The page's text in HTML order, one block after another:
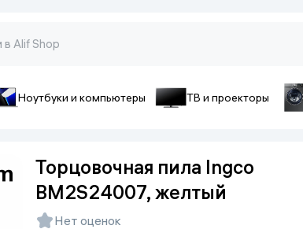
и гаджеты
Чехлы для смартфонов
Чехлы для iPhone
Ноутбуки и компьютеры ТВ и проекторы
Торцовочная пила Ingco
BM2S24007, желтый
Нет оценок